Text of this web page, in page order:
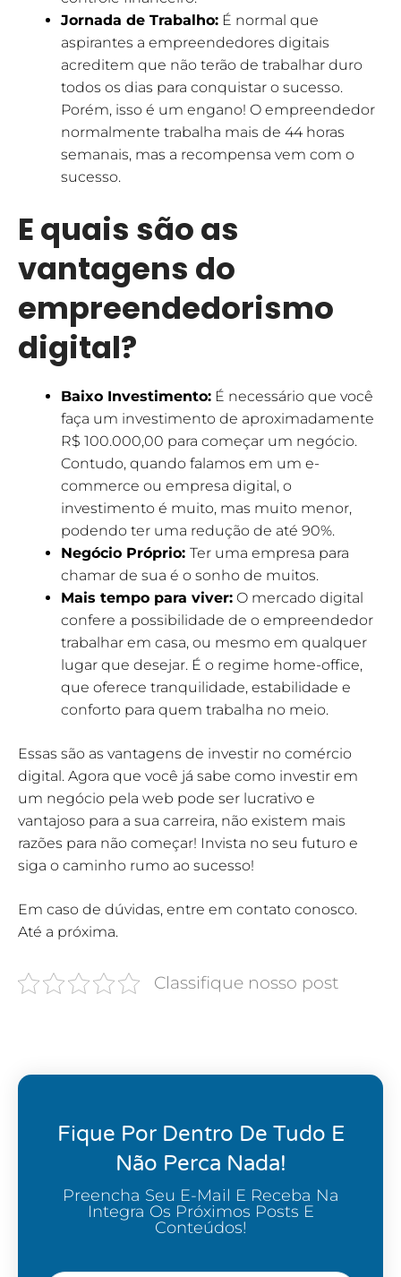
Jornada de Trabalho: É normal que
aspirantes a empreendedores digitais
acreditem que não terão de trabalhar duro
todos os dias para conquistar o sucesso.
Porém, isso é um engano! O empreendedor
normalmente trabalha mais de 44 horas
semanais, mas a recompensa vem com o
sucesso.
E quais são as
vantagens do
empreendedorismo
digital?
Baixo Investimento: É necessário que você
faça um investimento de aproximadamente
R$ 100.000,00 para começar um negócio.
Contudo, quando falamos em um e-
commerce ou empresa digital, o
investimento é muito, mas muito menor,
podendo ter uma redução de até 90%.
Negócio Próprio: Ter uma empresa para
chamar de sua é o sonho de muitos.
Mais tempo para viver: O mercado digital
confere a possibilidade de o empreendedor
trabalhar em casa, ou mesmo em qualquer
lugar que desejar. É o regime home-office,
que oferece tranquilidade, estabilidade e
conforto para quem trabalha no meio.
Essas são as vantagens de investir no comércio
digital. Agora que você já sabe como investir em
um negócio pela web pode ser lucrativo e
vantajoso para a sua carreira, não existem mais
razões para não começar! Invista no seu futuro e
siga o caminho rumo ao sucesso!
Em caso de dúvidas, entre em contato conosco.
Até a próxima.
Classifique nosso post
Fique Por Dentro De Tudo E
Não Perca Nada!
Preencha Seu E-Mail E Receba Na
Integra Os Próximos Posts E
Conteúdos!